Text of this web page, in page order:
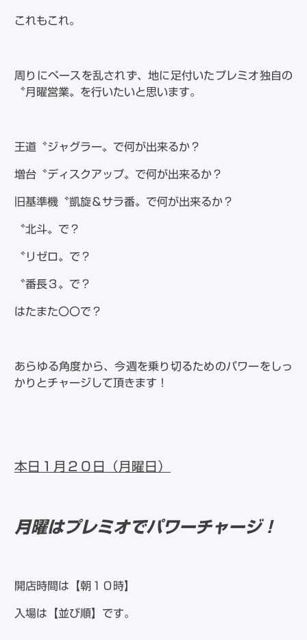
これもこれ。
周りにペースを乱されず、地に足付いたプレミオ独自の
〝月曜営業〟を行いたいと思います。
王道〝ジャグラー〟で何が出来るか？
増台〝ディスクアップ〟で何が出来るか？
旧基準機〝凱旋＆サラ番〟で何が出来るか？
〝北斗〟で？
〝リゼロ〟で？
〝番長３〟で？
はたまた〇〇で？
あらゆる角度から、今週を乗り切るためのパワーをしっ
かりとチャージして頂きます！
本日１月２０日（月曜日）
月曜はプレミオでパワーチャージ！
開店時間は【朝１０時】
入場は【並び順】です。